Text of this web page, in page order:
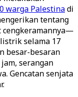
warga Palestinadi
tentang
cengkeramannya—
selama 17
besar-besaran
serangan
Gencatan senjata